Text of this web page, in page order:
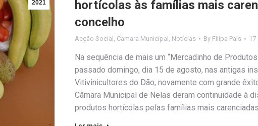
2021
hortícolas às famílias mais
concelho
Acção Social , Câmara Municipal , Notícias By Filipa Pais 17
Na sequência de mais um “Mercadinho de
passado domingo, dia 15 de agosto, nas antigas
Vitivinicultores do Dão, novamente com grande
Câmara Municipal de Nelas deram continuidade à
produtos hortícolas pelas famílias mais